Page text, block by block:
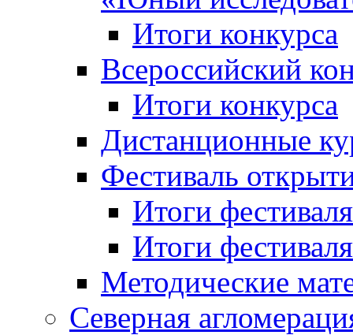
Итоги конкурса
Всероссийский
Итоги конкурса
Дистанционные
Фестиваль
Итоги
Итоги
Методические
Северная